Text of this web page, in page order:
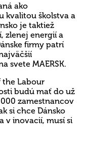
ako
kvalitou školstva a
je taktiež
zlenej energií a
firmy patrí
svete MAERSK.
the Labour
budú mať do už
zamestnancov
si chce Dánsko
v inovacií, musí si